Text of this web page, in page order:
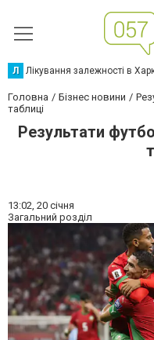
Л Лікування залежності в
Головна Бізнес новини
таблиці
Результати
13:02, 20 січня
Загальний розділ